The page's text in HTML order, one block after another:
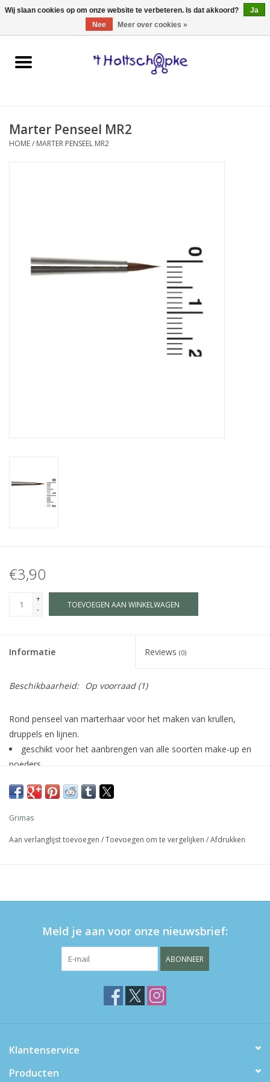
0 Artikelen - €0,00
Home
spellen
kinderkamer
Marter Penseel MR2
HOME/ MARTER PENSEEL MR2
€3,90
+
-
TOEVOEGEN AAN WINKELWAGEN
Informatie Reviews (0)
Beschikbaarheid: Op voorraad(1)
Rond penseel van marterhaar voor het maken van krullen,
druppels en lijnen.
geschikt voor het aanbrengen van alle soorten make-up en
poeders
van een hoogwaardige kwaliteit
Grimas
Aan verlanglijst toevoegen /Toevoegen om te vergelijken /Afdrukken
Meld je aan voor onze nieuwsbrief:
ABONNEER
Klantenservice
Producten
Wij slaan cookies op om onze website te verbeteren. Is dat akkoord?
Ja
Nee
Meer over cookies »